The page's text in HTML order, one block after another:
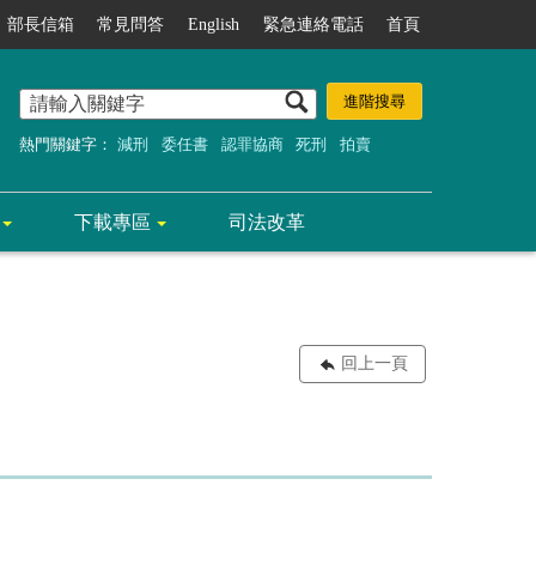
部長信箱 常見問答 English 緊急連絡電話 首頁
熱門關鍵字： 減刑 委任書 認罪協商 死刑 拍賣
下載專區 司法改革
回上一頁